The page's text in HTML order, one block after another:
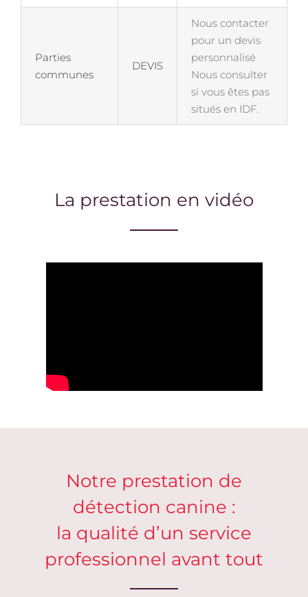
Parties
communes
DEVIS
Nous contacter
pour un devis
personnalisé
Nous consulter
si vous êtes pas
situés en IDF.
La prestation en vidéo
Notre prestation de
détection canine :
la qualité d’un service
professionnel avant tout